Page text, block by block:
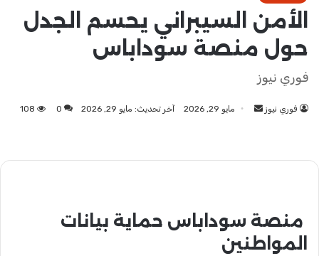
الأمن السيبراني يحسم الجدل
حول منصة سوداباس
فوري نيوز
فوري نيوز
أرسل مايو 29, 2026 آخر تحديث: مايو 29, 2026 0
108
منصة سوداباس حماية بيانات
المواطنين